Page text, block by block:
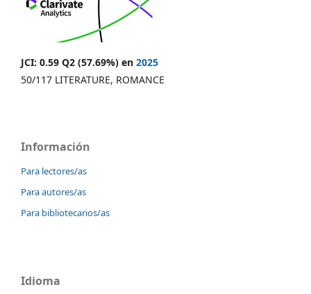
JCI: 0.59 Q2 (57.69%) en 2025
50/117 LITERATURE, ROMANCE
Información
Para lectores/as
Para autores/as
Para bibliotecarios/as
Idioma